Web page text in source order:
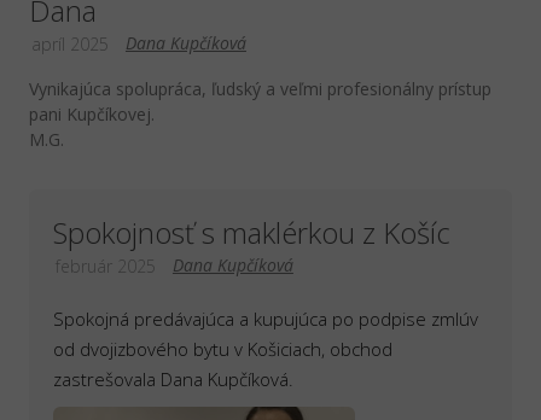
Dana
Dana Kupčíková
apríl 2025
Vynikajúca spolupráca, ľudský a veľmi profesionálny prístup
pani Kupčíkovej.
M.G.
Spokojnosť s maklérkou z Košíc
Dana Kupčíková
február 2025
Spokojná predávajúca a kupujúca po podpise zmlúv
od dvojizbového bytu v Košiciach, obchod
zastrešovala Dana Kupčíková.